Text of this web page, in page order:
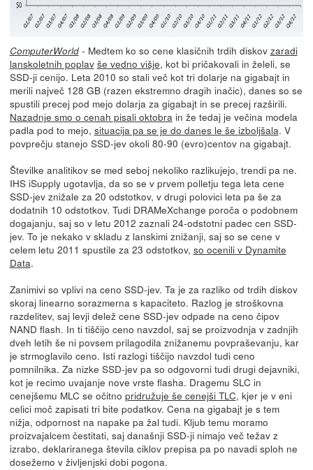
ComputerWorld- Medtem ko so cene klasičnih trdih diskov zaradi
lanskoletnih poplav še vedno višje, kot bi pričakovali in želeli, se
SSD-ji cenijo. Leta 2010 so stali več kot tri dolarje na gigabajt in
merili največ 128 GB (razen ekstremno dragih inačic), danes so se
spustili precej pod mejo dolarja za gigabajt in se precej razširili.
Nazadnje smo o cenah pisali oktobrain že tedaj je večina modela
padla pod to mejo, situacija pa se je do danes le še izboljšala. V
povprečju stanejo SSD-jev okoli 80-90 (evro)centov na gigabajt.
Številke analitikov se med seboj nekoliko razlikujejo, trendi pa ne.
IHS iSupply ugotavlja, da so se v prvem polletju tega leta cene
SSD-jev znižale za 20 odstotkov, v drugi polovici leta pa še za
dodatnih 10 odstotkov. Tudi DRAMeXchange poroča o podobnem
dogajanju, saj so v letu 2012 zaznali 24-odstotni padec cen SSD-
jev. To je nekako v skladu z lanskimi znižanji, saj so se cene v
celem letu 2011 spustile za 23 odstotkov, so ocenili v Dynamite
Data.
Zanimivi so vplivi na ceno SSD-jev. Ta je za razliko od trdih diskov
skoraj linearno sorazmerna s kapaciteto. Razlog je stroškovna
razdelitev, saj levji delež cene SSD-jev odpade na ceno čipov
NAND flash. In ti tiščijo ceno navzdol, saj se proizvodnja v zadnjih
dveh letih še ni povsem prilagodila znižanemu povpraševanju, kar
je strmoglavilo ceno. Isti razlogi tiščijo navzdol tudi ceno
pomnilnika. Za nizke SSD-jev pa so odgovorni tudi drugi dejavniki,
kot je recimo uvajanje nove vrste flasha. Dragemu SLC in
cenejšemu MLC se očitno pridružuje še cenejši TLC, kjer je v eni
celici moč zapisati tri bite podatkov. Cena na gigabajt je s tem
nižja, odpornost na napake pa žal tudi. Kljub temu moramo
proizvajalcem čestitati, saj današnji SSD-ji nimajo več težav z
izrabo, deklariranega števila ciklov prepisa pa po navadi sploh ne
dosežemo v življenjski dobi pogona.